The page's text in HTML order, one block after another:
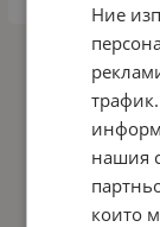
Ние
нашия
които